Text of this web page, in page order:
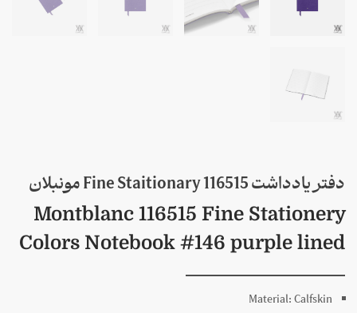
دفتر یادداشت 116515 Fine Staitionary مونبلان
Montblanc 116515 Fine Stationery
Colors Notebook #146 purple lined
Material: Calfskin